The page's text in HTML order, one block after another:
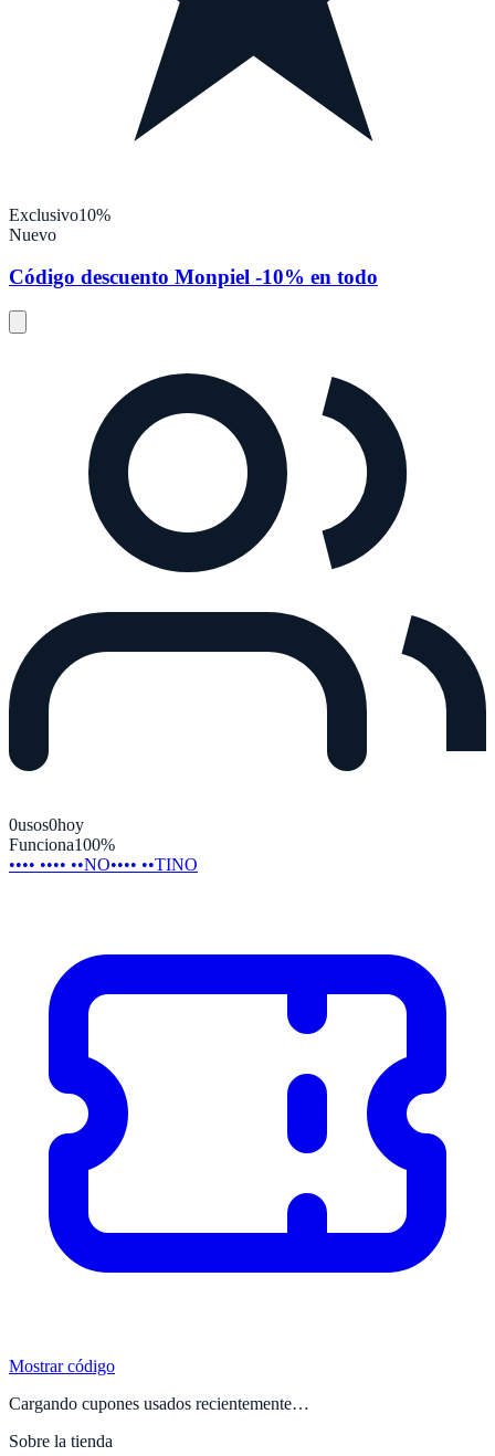
Exclusivo10%
Nuevo
Código descuento Monpiel -10% en todo
0usos0hoy
Funciona100%
•••• •••• ••NO•••• ••TINO
Mostrar código
Cargando cupones usados recientemente…
Sobre la tienda